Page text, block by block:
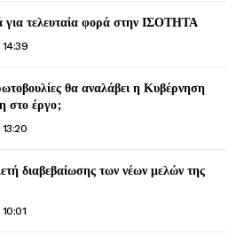
για τελευταία φορά στην ΙΣΟΤΗΤΑ
14:39
θα αναλάβει η Κυβέρνηση
στο έργο;
διαβεβαίωσης των νέων μελών της